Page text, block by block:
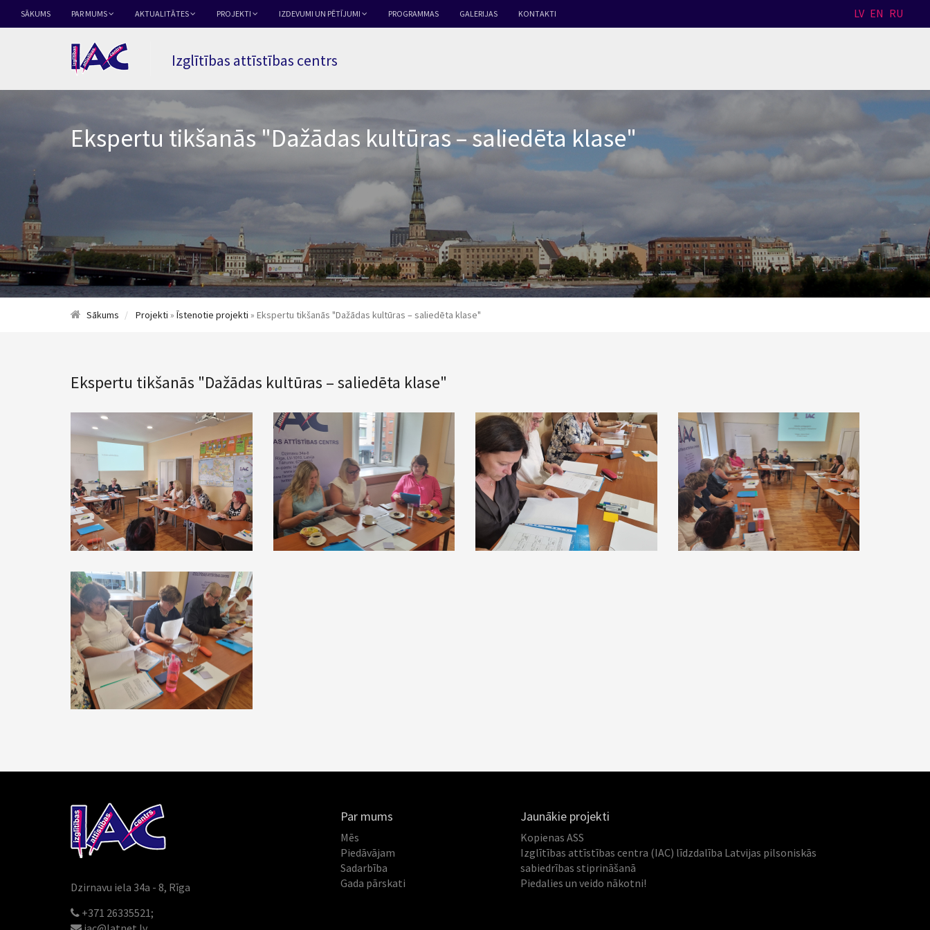
SĀKUMS PAR MUMS AKTUALITĀTES PROJEKTI IZDEVUMI UN PĒTĪJUMI PROGRAMMAS GALERIJAS KONTAKTI LV EN RU
Izglītības attīstības centrs
Ekspertu tikšanās "Dažādas kultūras – saliedēta klase"
Sākums Projekti » Īstenotie projekti » Ekspertu tikšanās "Dažādas kultūras – saliedēta klase"
Ekspertu tikšanās "Dažādas kultūras – saliedēta klase"
Dzirnavu iela 34a - 8, Rīga
+371 26335521;
Par mums
Mēs
Piedāvājam
Sadarbība
Gada pārskati
Jaunākie projekti
Kopienas ASS
Izglītības attīstības centra (IAC) līdzdalība Latvijas pilsoniskās
sabiedrības stiprināšanā
Piedalies un veido nākotni!